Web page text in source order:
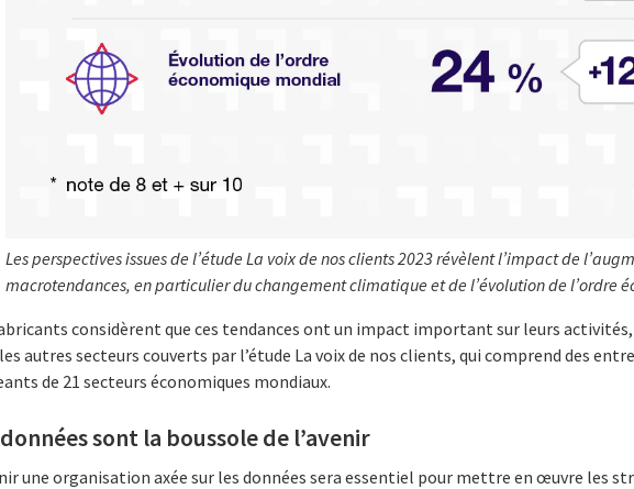
Les perspectives issues de l’étude La voix de nos clients 2023 révèlent l’impact de
macrotendances, en particulier du changement climatique et de l’évolution de l’ordre
considèrent que ces tendances ont un impact important sur leurs
autres secteurs couverts par l’étude La voix de nos clients, qui comprend des
de 21 secteurs économiques mondiaux.
sont la boussole de l’avenir
une organisation axée sur les données sera essentiel pour mettre en œuvre les